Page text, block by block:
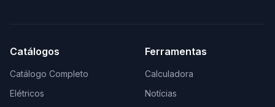
Catálogos
Catálogo Completo
Elétricos
Ferramentas
Calculadora
Notícias